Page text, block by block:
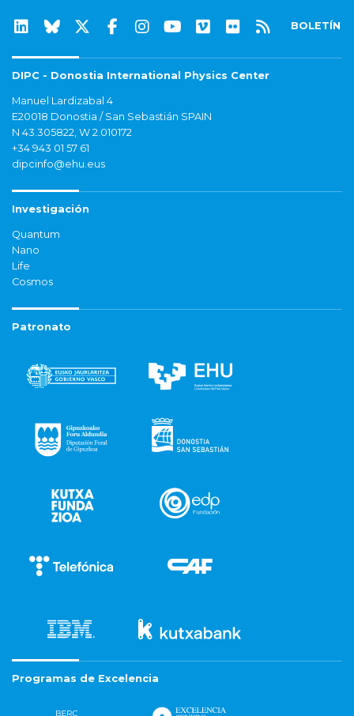
BOLETÍN
DIPC - Donostia International Physics Center
Manuel Lardizabal 4
E20018 Donostia / San Sebastián SPAIN
N 43.305822, W 2.010172
+34 943 01 57 61
dipcinfo@ehu.eus
Investigación
Quantum
Nano
Life
Cosmos
Patronato
Programas de Excelencia